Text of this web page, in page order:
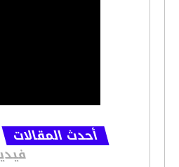
أحدث المقالات